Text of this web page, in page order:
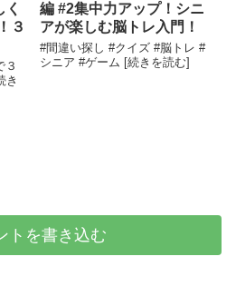
３
３
き
編 #2集中力アップ！シニ
アが楽しむ脳トレ入門！
#間違い探し #クイズ #脳トレ #
シニア #ゲーム [続きを読む]
トを書き込む